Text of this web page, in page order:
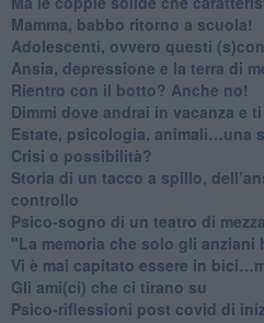
​Mamma, babbo ritorno a scuola!
Adolescenti, ovvero questi
Ansia, depressione e la terra di
​Rientro con il botto? Anche no!
Dimmi dove andrai in vacanza e
​Estate, psicologia, animali…una
​Crisi o possibilità?
​Storia di un tacco a spillo,
controllo
​Psico-sogno di un teatro di
"La memoria che solo gli anziani
​Vi è mai capitato essere in
​Gli ami(ci) che ci tirano su
Psico-riflessioni post covid di